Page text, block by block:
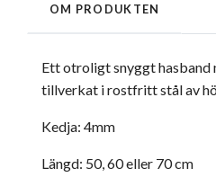
OM PRODUKTEN
Ett otroligt snyggt hasband
tillverkat i rostfritt stål av
Kedja: 4mm
Längd: 50, 60 eller 70 cm